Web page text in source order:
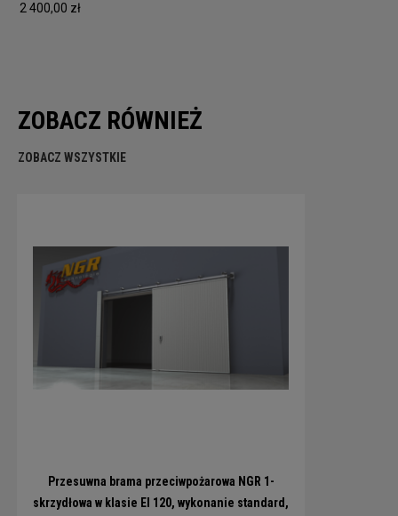
2 400,00 zł
ZOBACZ RÓWNIEŻ
ZOBACZ WSZYSTKIE
Przesuwna brama przeciwpożarowa NGR 1-
skrzydłowa w klasie EI 120, wykonanie standard,